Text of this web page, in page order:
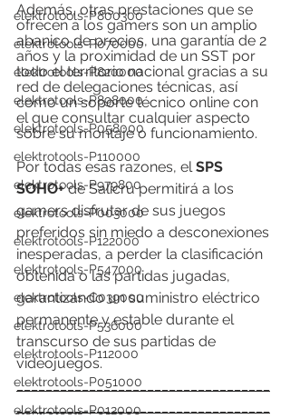
elektrotools-P800300
elektrotools-P070000
elektrotools-P820000
elektrotools-P898000
elektrotools-P058000
elektrotools-P110000
elektrotools-P979800
elektrotools-P003000
elektrotools-P122000
elektrotools-P547000
elektrotools-C039000
elektrotools-P536000
elektrotools-P112000
elektrotools-P051000
elektrotools-P012000
Además, otras prestaciones que se
ofrecen a los gamers son un amplio
abanico de precios, una garantía de 2
años y la proximidad de un SST por
todo el territorio nacional gracias a su
red de delegaciones técnicas, así
como un soporte técnico online con
el que consultar cualquier aspecto
sobre su montaje o funcionamiento.
Por todas esas razones, el SPS
SOHO+ de Salicru permitirá a los
gamers disfrutar de sus juegos
preferidos sin miedo a desconexiones
inesperadas, a perder la clasificación
obtenida o las partidas jugadas,
garantizando un suministro eléctrico
permanente y estable durante el
transcurso de sus partidas de
videojuegos.
___________________________________
___________________________________